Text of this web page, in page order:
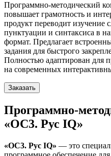
Программно-методический
повышает грамотность и
продукт переводит
пунктуации и синтаксиса в
формат. Предлагает
задания для быстрого
Полностью адаптирован для
на современных
Заказать
Программно-
«ОС3. Рус IQ»
«ОС3. Рус IQ» — это